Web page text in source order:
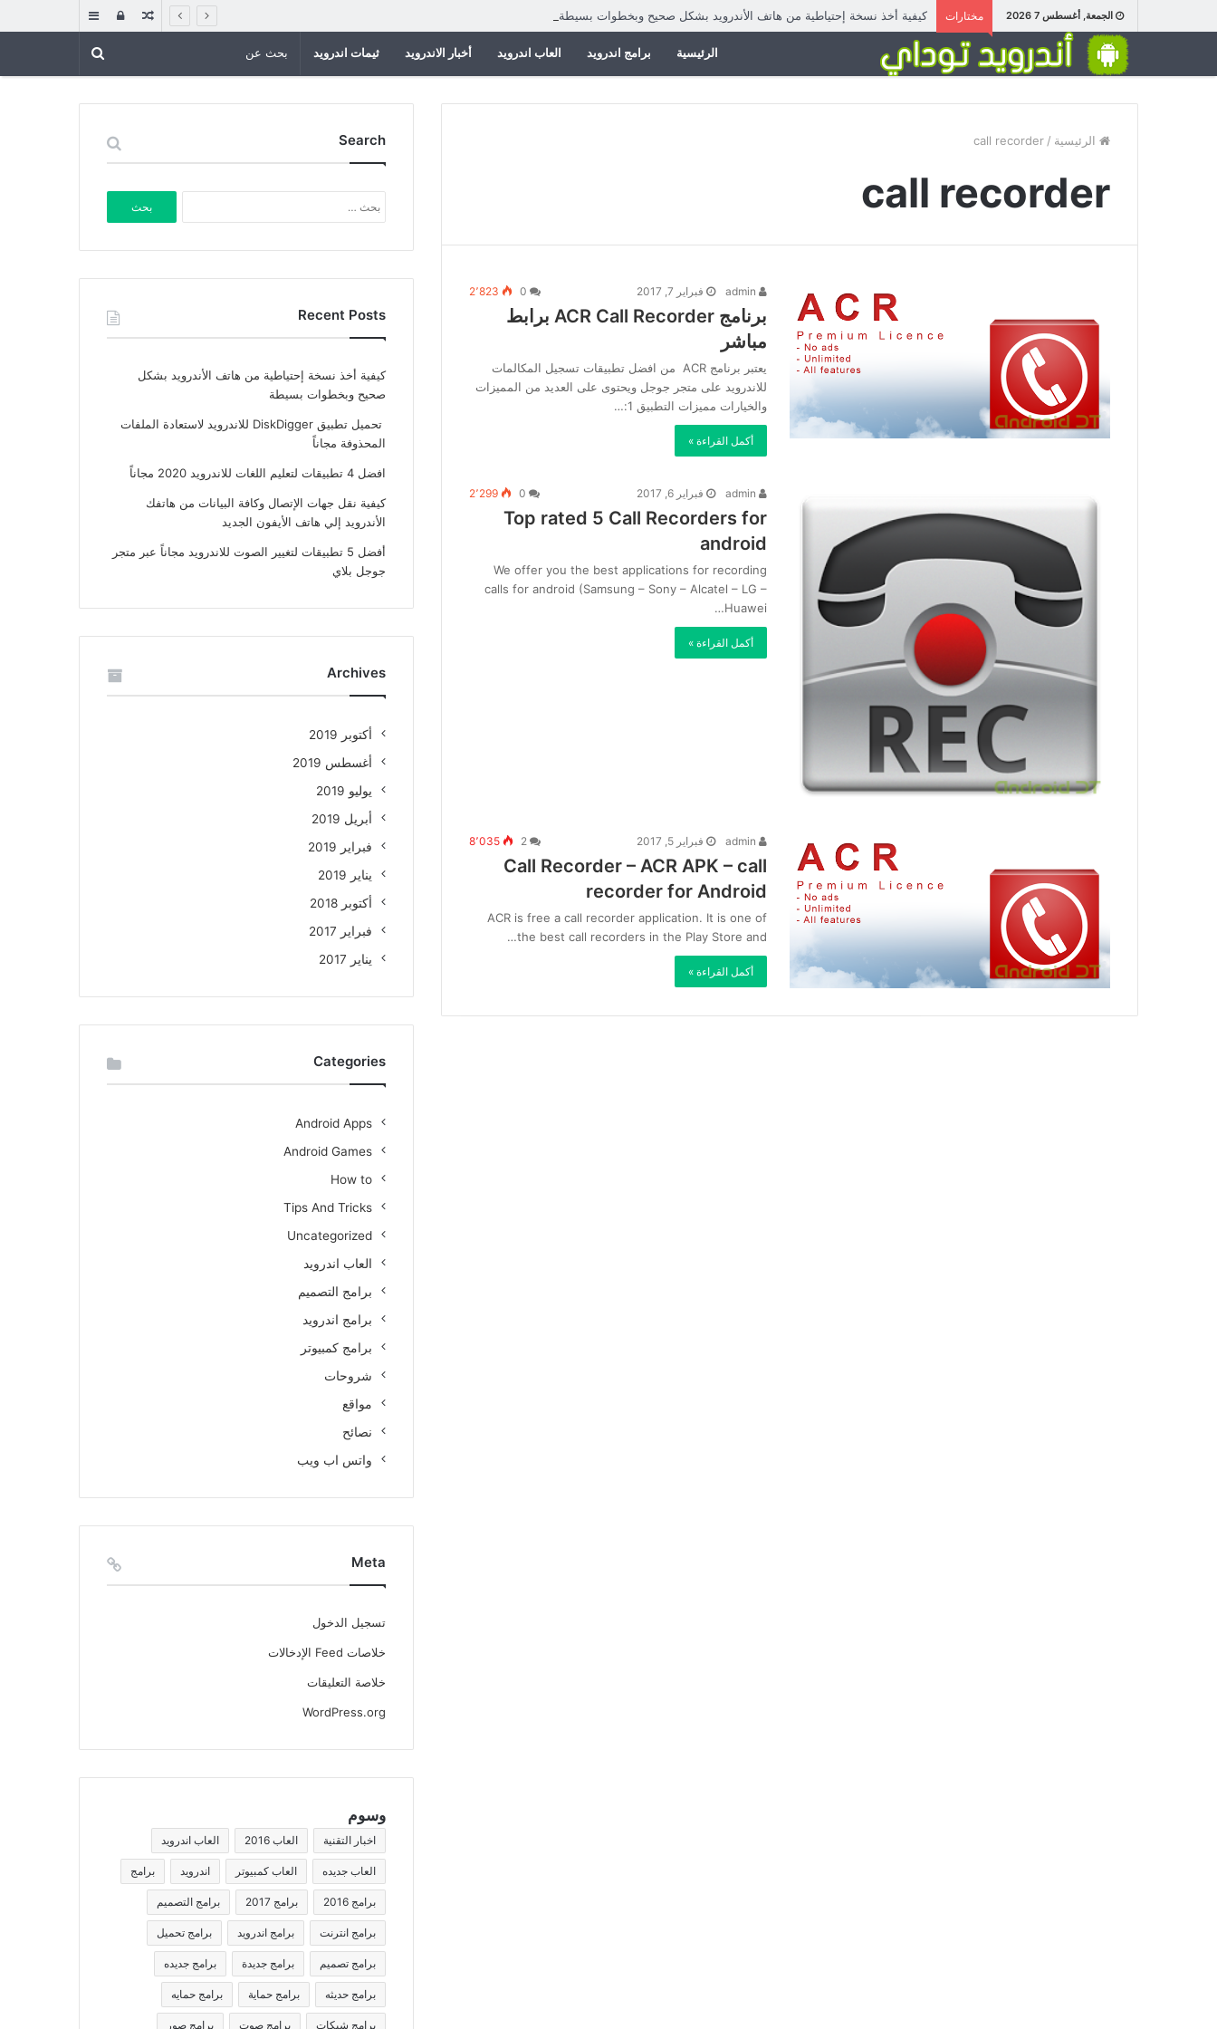
الجمعة, أغسطس 7 2026 مختارات كيفية أخذ نسخة إحتياطية من هاتف الأندرويد بشكل صحيح وبخطوات بسيطة إضافة
جانبي
تسجيل
الدخول
مقال
عشوائي الرئيسية برامج اندرويد العاب اندرويد أخبار الاندرويد ثيمات اندرويد
الرئيسية /
call recorder
call recorder
فبراير 7, 2017 2٬823
برنامج ACR Call Recorder برابط
مباشر
يعتبر برنامج ACR من افضل تطبيقات تسجيل المكالمات
للاندرويد على متجر جوجل ويحتوى على العديد من المميزات
والخيارات مميزات التطبيق 1:…
أكمل القراءة »
فبراير 6, 2017 2٬299
Top rated 5 Call Recorders for
android
We offer you the best applications for recording
calls for android (Samsung – Sony – Alcatel – LG –
Huawei…
أكمل القراءة »
فبراير 5, 2017 8٬035
Call Recorder – ACR APK – call
recorder for Android
ACR is free a call recorder application. It is one of
the best call recorders in the Play Store and…
أكمل القراءة »
Search
عن:
Recent Posts
كيفية أخذ نسخة إحتياطية من هاتف الأندرويد بشكل
صحيح وبخطوات بسيطة
تحميل تطبيق DiskDigger للاندرويد لاستعادة الملفات
المحذوفة مجاناً
افضل 4 تطبيقات لتعليم اللغات للاندرويد 2020 مجاناً
كيفية نقل جهات الإتصال وكافة البيانات من هاتفك
الأندرويد إلي هاتف الأيفون الجديد
أفضل 5 تطبيقات لتغيير الصوت للاندرويد مجاناً عبر متجر
جوجل بلاي
Archives
أكتوبر 2019
أغسطس 2019
يوليو 2019
أبريل 2019
فبراير 2019
يناير 2019
أكتوبر 2018
فبراير 2017
يناير 2017
Categories
Android Apps
Android Games
How to
Tips And Tricks
Uncategorized
العاب اندرويد
برامج التصميم
برامج اندرويد
برامج كمبيوتر
شروحات
مواقع
نصائح
واتس اب ويب
Meta
تسجيل الدخول
خلاصات Feed الإدخالات
خلاصة التعليقات
WordPress.org
وسوم
اخبار التقنية العاب 2016 العاب اندرويد
العاب جديده العاب كمبيوتر اندرويد برامج
برامج 2016 برامج 2017 برامج التصميم
برامج انترنت برامج اندرويد برامج تحميل
برامج تصميم برامج جديدة برامج جديده
برامج حديثه برامج حماية برامج حمايه
برامج شبكات برامج صوت برامج صور